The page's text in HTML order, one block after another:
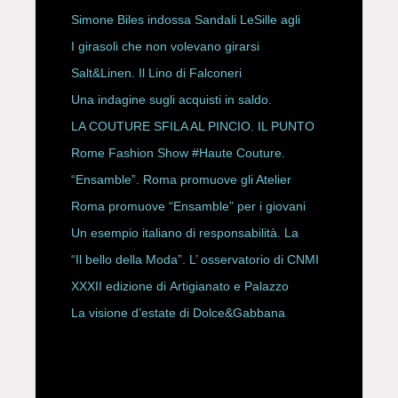
HAUTE COUTURE
Simone Biles indossa Sandali LeSille agli
ESPY Awards 2026
I girasoli che non volevano girarsi
Salt&Linen. Il Lino di Falconeri
Una indagine sugli acquisti in saldo.
LA COUTURE SFILA AL PINCIO. IL PUNTO
CON ALESSANDRO ONORATO E
ROBERTA ANGELILLI
Rome Fashion Show #Haute Couture.
“Ensamble”. Roma promuove gli Atelier
Storici
Roma promuove “Ensamble” per i giovani
Un esempio italiano di responsabilità. La
Rete Slow Fiber
“Il bello della Moda”. L’ osservatorio di CNMI
XXXII edizione di Artigianato e Palazzo
La visione d’estate di Dolce&Gabbana